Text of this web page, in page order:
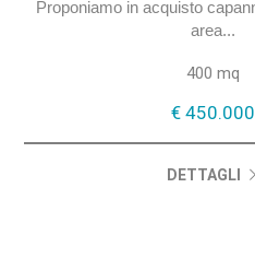
Proponiamo in acquisto
area...
400 mq
€ 450.000
DETTAGLI